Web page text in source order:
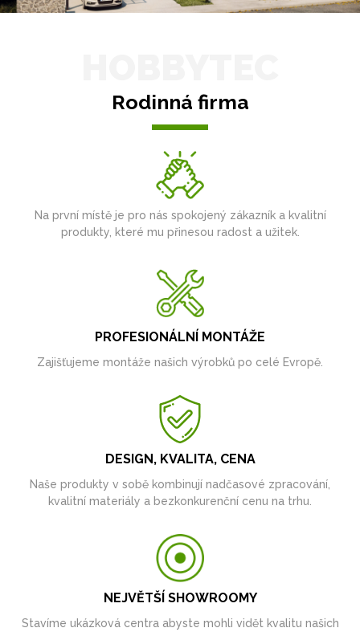
Rodinná firma
Na první místě je pro nás spokojený zákazník a kvalitní
produkty, které mu přinesou radost a užitek.
PROFESIONÁLNÍ MONTÁŽE
Zajišťujeme montáže našich výrobků po celé Evropě.
DESIGN, KVALITA, CENA
Naše produkty v sobě kombinují nadčasové zpracování,
kvalitní materiály a bezkonkurenční cenu na trhu.
NEJVĚTŠÍ SHOWROOMY
Stavíme ukázková centra abyste mohli vidět kvalitu našich